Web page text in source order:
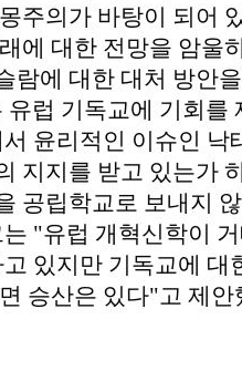
주의가 바탕이 되어
에 대한 전망을 암울
람에 대한 대처 방안
럽 기독교에 기회를
윤리적인 이슈인
지지를 받고 있는가
공립학교로 보내지
"유럽 개혁신학이
있지만 기독교에
승산은 있다"고 제안